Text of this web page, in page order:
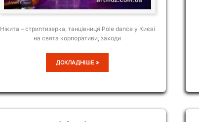
Нікита – стриптизерка, танцівниця Pole dance у Києві
на свята корпоративи, заходи
НІКИТА
ДОКЛАДНІШЕ »